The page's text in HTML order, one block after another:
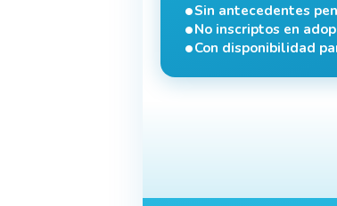
Sin antecedentes
No inscriptos en
Con disponibilidad